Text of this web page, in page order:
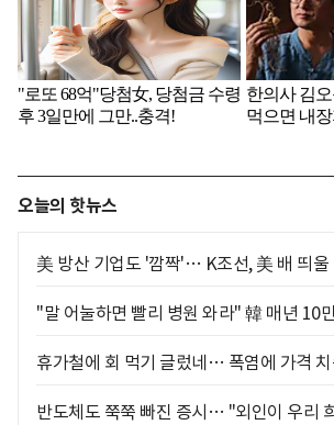
오늘의 핫뉴스
美 방산 기업도 '깜짝'… K조선, 美 배 띄울
"말 어눌하면 빨리 병원 와라" 韓 매년 10
휴가철에 회 먹기 글렀네… 폭염에 가격
반도체도 쭉쭉 빠진 증시… "외인이 우리